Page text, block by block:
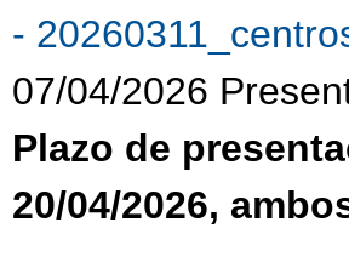
-
07/04/2026
Plazo de
20/04/2026,